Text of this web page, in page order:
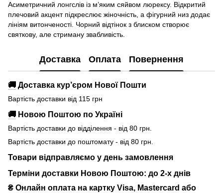
Асиметричний лонгслів із м’яким сяйвом люрексу. Відкритий
плечовий акцент підкреслює жіночність, а фігурний низ додає
лініям витонченості. Чорний відтінок з блиском створює
святкову, але стриману звабливість.
Доставка Оплата Повернення
🚚 Доставка кур’єром Нової Пошти
Вартість доставки від 115 грн
🚚 Новою Поштою по Україні
Вартість доставки до відділення - від 80 грн.
Вартість доставки до поштомату - від 80 грн.
Товари відправляємо у день замовлення
Терміни доставки Новою Поштою: до 2-х днів
₴ Онлайн оплата на картку Visa, Mastercard або